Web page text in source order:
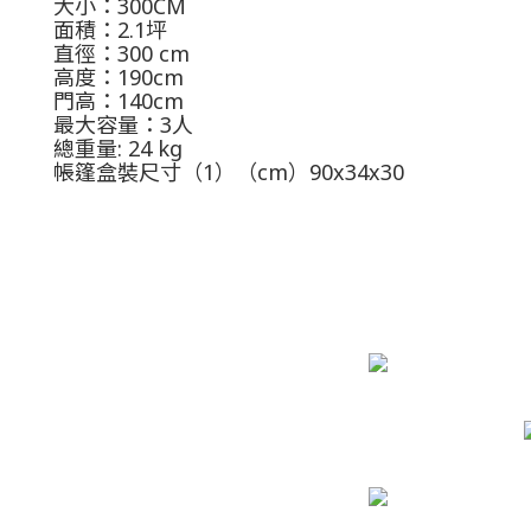
大小：300CM
面積：2.1坪
直徑：300 cm
高度：190cm
門高：140cm
最大容量：3人
總重量: 24 kg
帳篷盒裝尺寸（1）（cm）90x34x30